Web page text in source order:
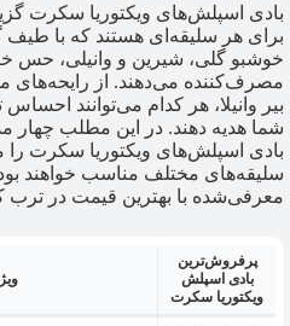
بادی اسپلش‌های ویکتوریا سکرت
برای هر سلیقه‌ای هستند که با طیف
خوشبو گلی، شیرین و وانیلی، حس
مصرف‌کننده می‌دهند. از رایحه‌های
بیر وانیلا، هر کدام می‌توانند
شما هدیه دهند. در این مطلب چهار
بادی اسپلش‌های ویکتوریا سکرت را
سلیقه‌های مختلف مناسب خواهند
معرفی‌شده با بهترین قیمت در ترب
پرفروش‌ترین
بادی اسپلش
ویکتوریا سکرت